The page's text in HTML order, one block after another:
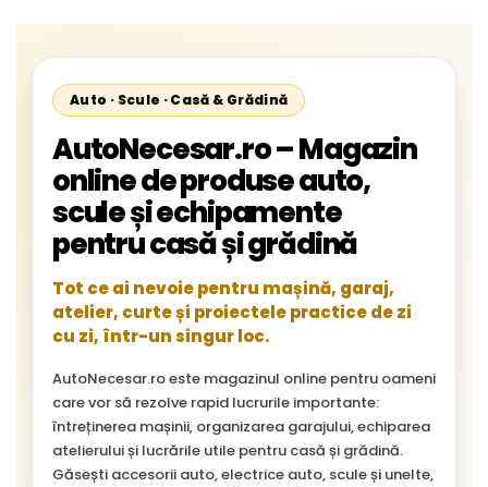
Auto · Scule · Casă & Grădină
AutoNecesar.ro – Magazin
online de produse auto,
scule și echipamente
pentru casă și grădină
Tot ce ai nevoie pentru mașină, garaj,
atelier, curte și proiectele practice de zi
cu zi, într-un singur loc.
AutoNecesar.ro este magazinul online pentru oameni
care vor să rezolve rapid lucrurile importante:
întreținerea mașinii, organizarea garajului, echiparea
atelierului și lucrările utile pentru casă și grădină.
Găsești accesorii auto, electrice auto, scule și unelte,